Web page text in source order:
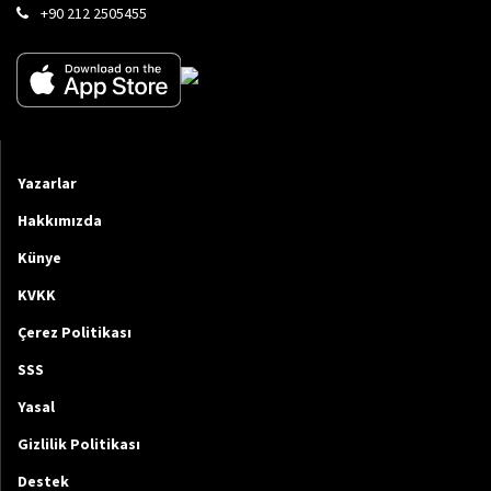
+90 212 2505455
Yazarlar
Hakkımızda
Künye
KVKK
Çerez Politikası
SSS
Yasal
Gizlilik Politikası
Destek